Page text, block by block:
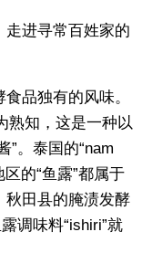
走进寻常百姓家的
品独有的风味。
熟知，这是一种以
”。泰国的“nam
的“鱼露”都属于
秋田县的腌渍发酵
调味料“ishiri”就